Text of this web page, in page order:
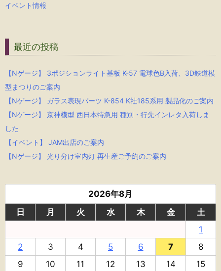
イベント情報
最近の投稿
【Nゲージ】 3ポジションライト基板 K-57 電球色B入荷、3D鉄道模
型まつりのご案内
【Nゲージ】 ガラス表現パーツ K-854 K社185系用 製品化のご案内
【Nゲージ】 京神模型 西日本特急用 種別・行先インレタ入荷しま
した
【イベント】 JAM出店のご案内
【Nゲージ】 光り分け室内灯 再生産ご予約のご案内
2026年8月
日
月 火 水 木 金
土
1
2
3 4 5 6 7
8
9
10 11 12 13 14
15